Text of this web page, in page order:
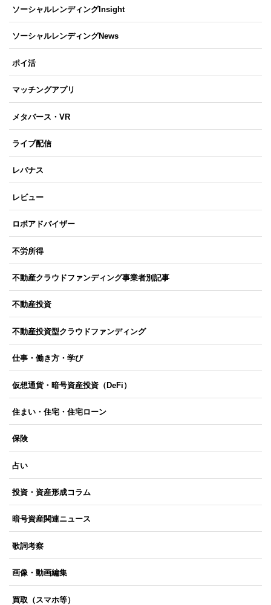
ソーシャルレンディングInsight
ソーシャルレンディングNews
ポイ活
マッチングアプリ
メタバース・VR
ライブ配信
レバナス
レビュー
ロボアドバイザー
不労所得
不動産クラウドファンディング事業者別記事
不動産投資
不動産投資型クラウドファンディング
仕事・働き方・学び
仮想通貨・暗号資産投資（DeFi）
住まい・住宅・住宅ローン
保険
占い
投資・資産形成コラム
暗号資産関連ニュース
歌詞考察
画像・動画編集
買取（スマホ等）